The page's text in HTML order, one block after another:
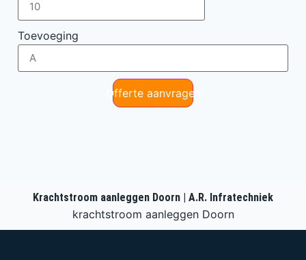
Toevoeging
Offerte aanvragen
Krachtstroom aanleggen Doorn | A.R. Infratechniek
krachtstroom aanleggen Doorn